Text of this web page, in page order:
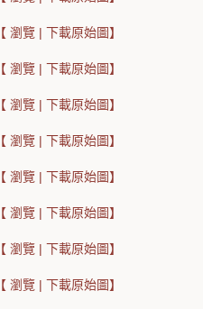
【 瀏覽 | 下載原始圖】
【 瀏覽 | 下載原始圖】
【 瀏覽 | 下載原始圖】
【 瀏覽 | 下載原始圖】
【 瀏覽 | 下載原始圖】
【 瀏覽 | 下載原始圖】
【 瀏覽 | 下載原始圖】
【 瀏覽 | 下載原始圖】